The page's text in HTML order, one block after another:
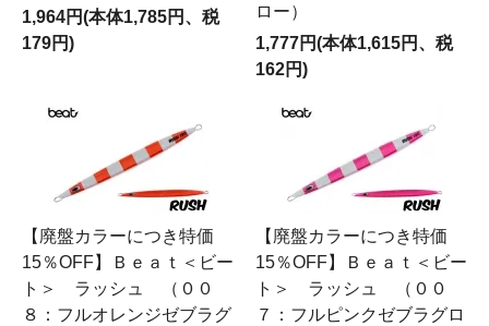
1,964円(本体1,785円、税
179円)
ロー）
1,777円(本体1,615円、税
162円)
【廃盤カラーにつき特価
15％OFF】Ｂｅａｔ＜ビー
ト＞ ラッシュ （００
８：フルオレンジゼブラグ
【廃盤カラーにつき特価
15％OFF】Ｂｅａｔ＜ビー
ト＞ ラッシュ （００
７：フルピンクゼブラグロ